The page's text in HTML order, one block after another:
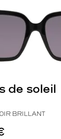
de soleil
BRILLANT